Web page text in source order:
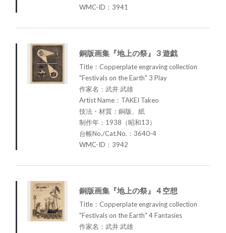
WMC-ID：3941
銅版画集『地上の祭』 3 遊戯
Title：Copperplate engraving collection
"Festivals on the Earth" 3 Play
作家名：武井 武雄
Artist Name：TAKEI Takeo
技法・材質：銅版、紙
制作年：1938（昭和13）
台帳No./Cat.No.：3640-4
WMC-ID：3942
銅版画集『地上の祭』 4 空想
Title：Copperplate engraving collection
"Festivals on the Earth" 4 Fantasies
作家名：武井 武雄